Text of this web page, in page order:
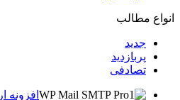
انواع مطالب
جدید
پربازدید
تصادفی